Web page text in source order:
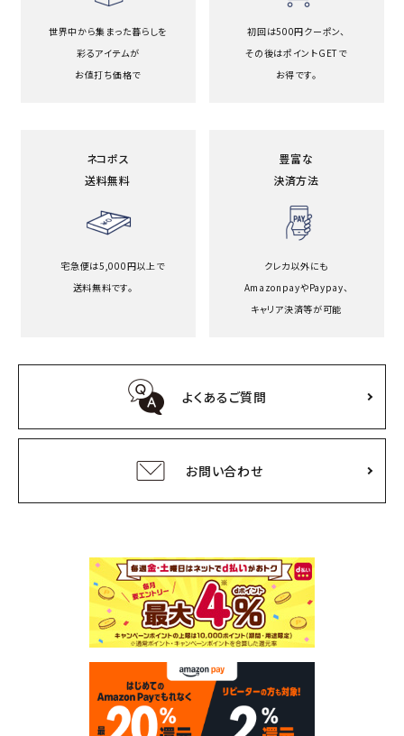
世界中から集まった暮らしを
彩るアイテムが
お値打ち価格で
初回は500円クーポン、
その後はポイントGETで
お得です。
ネコポス
送料無料
宅急便は5,000円以上で
送料無料です。
豊富な
決済方法
クレカ以外にも
AmazonpayやPaypay、
キャリア決済等が可能
よくあるご質問
お問い合わせ